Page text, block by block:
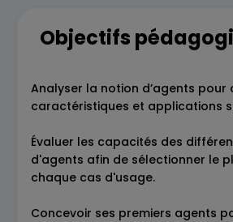
Objectifs
Analyser la notion d’agents pour
caractéristiques et applications
Évaluer les capacités des
d'agents afin de sélectionner le
chaque cas d'usage.
Concevoir ses premiers agents